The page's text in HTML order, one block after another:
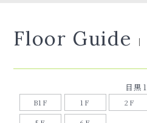
Floor Guide
目黒1
B1F 1F 2F